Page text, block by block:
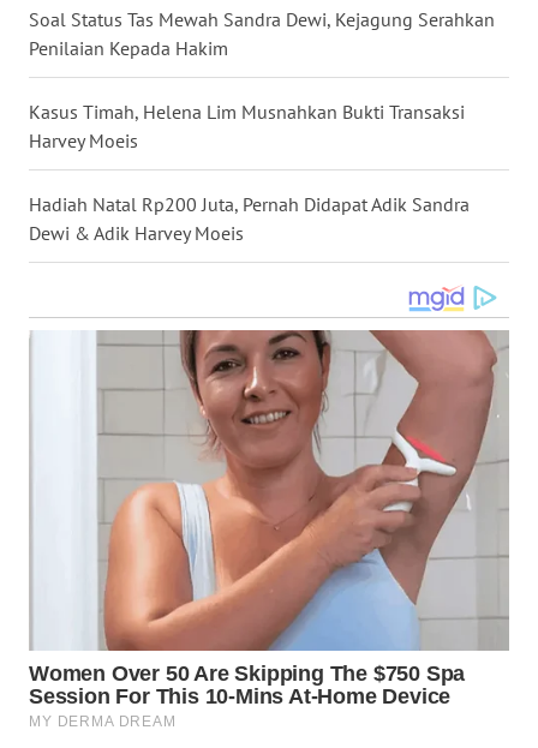
Soal Status Tas Mewah Sandra Dewi, Kejagung Serahkan
Penilaian Kepada Hakim
Kasus Timah, Helena Lim Musnahkan Bukti Transaksi
Harvey Moeis
Hadiah Natal Rp200 Juta, Pernah Didapat Adik Sandra
Dewi & Adik Harvey Moeis
WN
NUSANTARA
WN
JOGJA
WN
JATIM
BALI
KALTARA
WN
KALSEL